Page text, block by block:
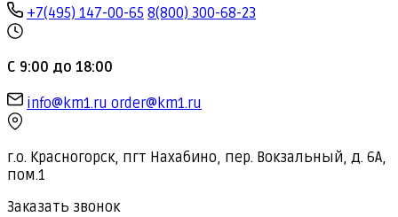
+7(495) 147-00-65 8(800) 300-68-23
С 9:00 до 18:00
info@km1.ru order@km1.ru
г.о. Красногорск, пгт Нахабино, пер. Вокзальный, д. 6А,
пом.1
Заказать звонок